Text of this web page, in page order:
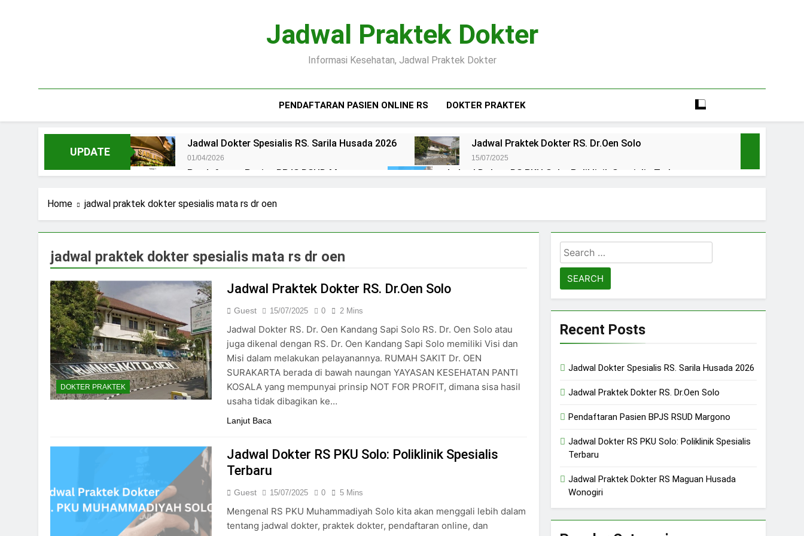
Jadwal Praktek Dokter
Informasi Kesehatan, Jadwal Praktek Dokter
PENDAFTARAN PASIEN ONLINE RS DOKTER PRAKTEK
UPDATE
Jadwal Dokter Spesialis RS. Sarila Husada 2026
01/04/2026
Jadwal Praktek Dokter RS. Dr.Oen Solo
15/07/2025
Pendaftaran Pasien BPJS RSUD Margono Jadwal Dokter RS PKU Solo: Poliklinik Spesialis Terbaru
Jadwal Praktek Dokter RS Maguan Husada Wonogiri
Jadwal Dokter RS. Puri Asih Salatiga 2025 Jadwal Dokter RS Mulia Hati Wonogiri
Pendaftaran Pasien BPJS RSUD Bung Karno Pendaftaran Pasien BPJS RSUD Banyumas
Home jadwal praktek dokter spesialis mata rs dr oen
jadwal praktek dokter spesialis mata rs dr oen
DOKTER PRAKTEK
Jadwal Praktek Dokter RS. Dr.Oen Solo
Guest 15/07/2025 0 2 Mins
Jadwal Dokter RS. Dr. Oen Kandang Sapi Solo RS. Dr. Oen Solo atau
juga dikenal dengan RS. Dr. Oen Kandang Sapi Solo memiliki Visi dan
Misi dalam melakukan pelayanannya. RUMAH SAKIT Dr. OEN
SURAKARTA berada di bawah naungan YAYASAN KESEHATAN PANTI
KOSALA yang mempunyai prinsip NOT FOR PROFIT, dimana sisa hasil
usaha tidak dibagikan ke…
Lanjut Baca
Jadwal Dokter RS PKU Solo: Poliklinik Spesialis
Terbaru
Guest 15/07/2025 0 5 Mins
Mengenal RS PKU Muhammadiyah Solo kita akan menggali lebih dalam
tentang jadwal dokter, praktek dokter, pendaftaran online, dan
Search
for:
Recent Posts
Jadwal Dokter Spesialis RS. Sarila Husada 2026
Jadwal Praktek Dokter RS. Dr.Oen Solo
Pendaftaran Pasien BPJS RSUD Margono
Jadwal Dokter RS PKU Solo: Poliklinik Spesialis
Terbaru
Jadwal Praktek Dokter RS Maguan Husada
Wonogiri